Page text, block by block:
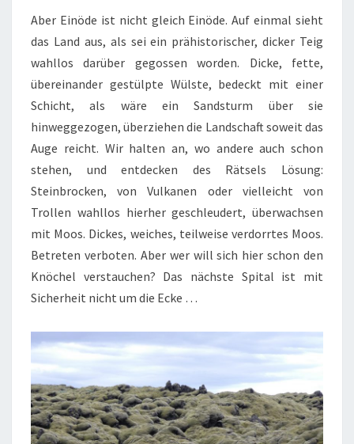
Aber Einöde ist nicht gleich Einöde. Auf einmal sieht
das Land aus, als sei ein prähistorischer, dicker Teig
wahllos darüber gegossen worden. Dicke, fette,
übereinander gestülpte Wülste, bedeckt mit einer
Schicht, als wäre ein Sandsturm über sie
hinweggezogen, überziehen die Landschaft soweit das
Auge reicht. Wir halten an, wo andere auch schon
stehen, und entdecken des Rätsels Lösung:
Steinbrocken, von Vulkanen oder vielleicht von
Trollen wahllos hierher geschleudert, überwachsen
mit Moos. Dickes, weiches, teilweise verdorrtes Moos.
Betreten verboten. Aber wer will sich hier schon den
Knöchel verstauchen? Das nächste Spital ist mit
Sicherheit nicht um die Ecke …